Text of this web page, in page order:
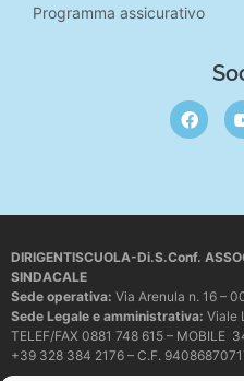
Programma assicurativo
DIRIGENTISCUOLA-Di.S.Conf.
SINDACALE
Sede operativa: Via Arenula n. 16 –
Sede Legale e amministrativa: Viale
TELEF/FAX 0881 748 615 – MOBILE
+39 328 384 2176 – C.F.